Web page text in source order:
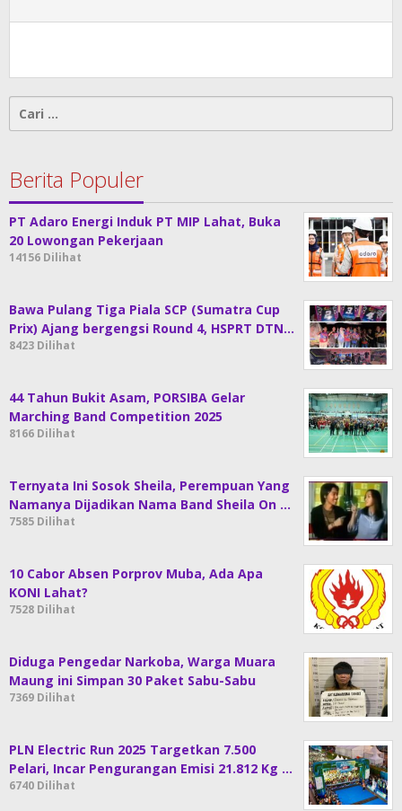
untuk:
Berita Populer
PT Adaro Energi Induk PT MIP Lahat, Buka
20 Lowongan Pekerjaan
14156 Dilihat
Bawa Pulang Tiga Piala SCP (Sumatra Cup
Prix) Ajang bergengsi Round 4, HSPRT DTN…
8423 Dilihat
44 Tahun Bukit Asam, PORSIBA Gelar
Marching Band Competition 2025
8166 Dilihat
Ternyata Ini Sosok Sheila, Perempuan Yang
Namanya Dijadikan Nama Band Sheila On …
7585 Dilihat
10 Cabor Absen Porprov Muba, Ada Apa
KONI Lahat?
7528 Dilihat
Diduga Pengedar Narkoba, Warga Muara
Maung ini Simpan 30 Paket Sabu-Sabu
7369 Dilihat
PLN Electric Run 2025 Targetkan 7.500
Pelari, Incar Pengurangan Emisi 21.812 Kg …
6740 Dilihat